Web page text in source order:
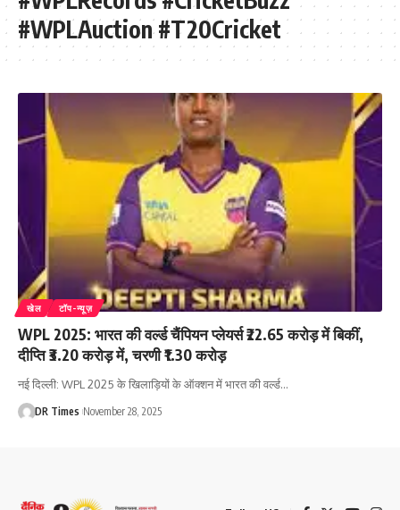
#WPLAuction #T20Cricket
खेल टॉप-न्यूज़
WPL 2025: भारत की वर्ल्ड चैंपियन प्लेयर्स ₹22.65 करोड़ में बिकीं,
दीप्ति ₹3.20 करोड़ में, चरणी ₹1.30 करोड़
नई दिल्ली: WPL 2025 के खिलाड़ियों के ऑक्शन में भारत की वर्ल्ड…
DR Times November 28, 2025